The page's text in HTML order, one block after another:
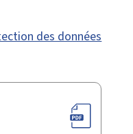
des données